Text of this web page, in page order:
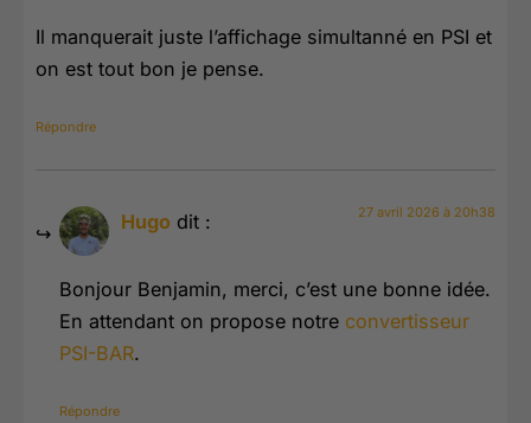
Il manquerait juste l’affichage simultanné en PSI et
on est tout bon je pense.
Répondre
Hugo dit : 27 avril 2026 à 20h38
Bonjour Benjamin, merci, c’est une bonne idée.
En attendant on propose notre convertisseur
PSI-BAR.
Répondre